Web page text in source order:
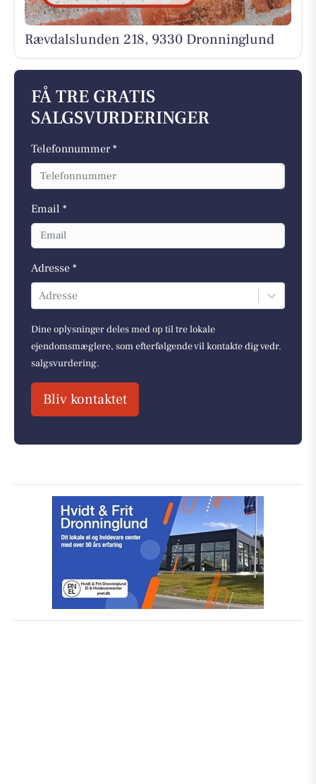
Rævdalslunden 218, 9330 Dronninglund
FÅ TRE GRATIS
SALGSVURDERINGER
Telefonnummer *
Email *
Adresse *
Adresse
Dine oplysninger deles med op til tre lokale
ejendomsmæglere, som efterfølgende vil kontakte dig vedr.
salgsvurdering.
Bliv kontaktet